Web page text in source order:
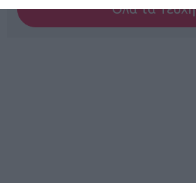
Όλα τα Τεύχη